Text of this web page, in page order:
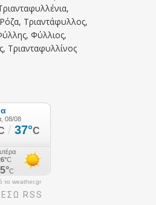
Τριαντάφυλλος,
Φύλλιος,
Τριανταφυλλίνος
το weather.gr
RSS